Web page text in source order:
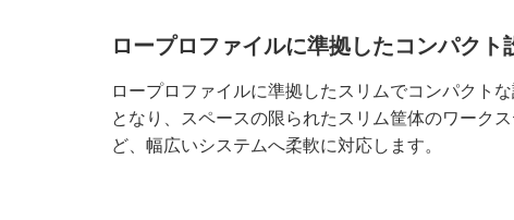
ロープロファイルに準拠したコンパクト
ロープロファイルに準拠したスリムでコンパクト
となり、スペースの限られたスリム筐体のワーク
ど、幅広いシステムへ柔軟に対応します。